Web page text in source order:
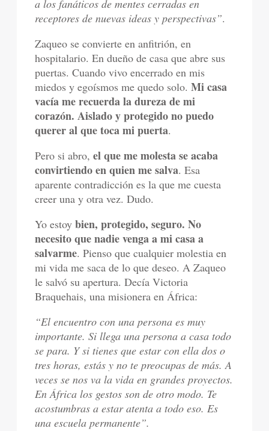
a los fanáticos de mentes cerradas en
receptores de nuevas ideas y perspectivas”.
Zaqueo se convierte en anfitrión, en
hospitalario. En dueño de casa que abre sus
puertas. Cuando vivo encerrado en mis
miedos y egoísmos me quedo solo.Mi casa
vacía me recuerda la dureza de mi
corazón. Aislado y protegido no puedo
querer al que toca mi puerta.
Pero si abro,el que me molesta se acaba
convirtiendo en quien me salva. Esa
aparente contradicción es la que me cuesta
creer una y otra vez. Dudo.
Yo estoybien, protegido, seguro. No
necesito que nadie venga a mi casa a
salvarme. Pienso que cualquier molestia en
mi vida me saca de lo que deseo. A Zaqueo
le salvó su apertura. Decía Victoria
Braquehais, una misionera en África:
“El encuentro con una persona es muy
importante. Si llega una persona a casa todo
se para. Y si tienes que estar con ella dos o
tres horas, estás y no te preocupas de más. A
veces se nos va la vida en grandes proyectos.
En África los gestos son de otro modo. Te
acostumbras a estar atenta a todo eso. Es
una escuela permanente”.